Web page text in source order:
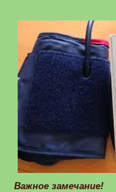
Важное замечание!